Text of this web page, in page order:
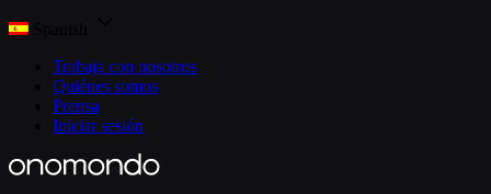
Trabaja con nosotros
Quiénes somos
Prensa
Iniciar sesión